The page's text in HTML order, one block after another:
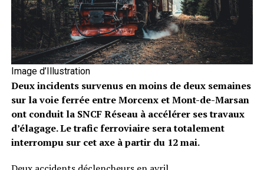
Image d’Illustration
Deux incidents survenus en moins de deux semaines
sur la voie ferrée entre Morcenx et Mont-de-Marsan
ont conduit la SNCF Réseau à accélérer ses travaux
d’élagage. Le trafic ferroviaire sera totalement
interrompu sur cet axe à partir du 12 mai.